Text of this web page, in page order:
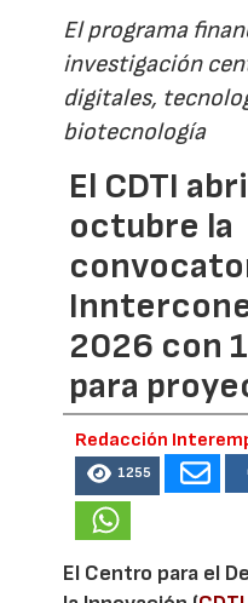
El programa
investigación
digitales,
biotecnología
El CDTI
octubre la
2026 con
para
Redacción
1255
El Centro para el